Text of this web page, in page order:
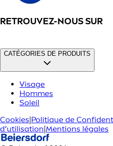
RETROUVEZ-NOUS SUR
CATÉGORIES DE PRODUITS
Visage
Hommes
Soleil
Cookies|Politique de
d’utilisation|Mentions légales